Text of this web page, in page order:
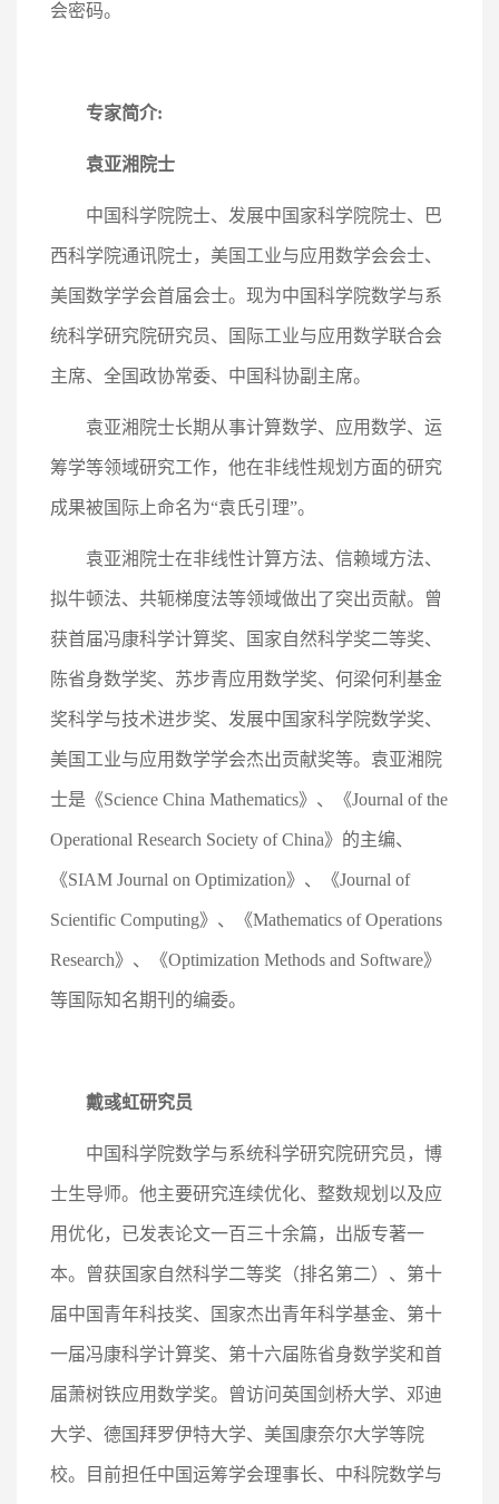
会密码。
专家简介:
袁亚湘院士
中国科学院院士、发展中国家科学院院士、巴
西科学院通讯院士，美国工业与应用数学会会士、
美国数学学会首届会士。现为中国科学院数学与系
统科学研究院研究员、国际工业与应用数学联合会
主席、全国政协常委、中国科协副主席。
袁亚湘院士长期从事计算数学、应用数学、运
筹学等领域研究工作，他在非线性规划方面的研究
成果被国际上命名为“袁氏引理”。
袁亚湘院士在非线性计算方法、信赖域方法、
拟牛顿法、共轭梯度法等领域做出了突出贡献。曾
获首届冯康科学计算奖、国家自然科学奖二等奖、
陈省身数学奖、苏步青应用数学奖、何梁何利基金
奖科学与技术进步奖、发展中国家科学院数学奖、
美国工业与应用数学学会杰出贡献奖等。袁亚湘院
士是《Science China Mathematics》、《Journal of the
Operational Research Society of China》的主编、
《SIAM Journal on Optimization》、《Journal of
Scientific Computing》、《Mathematics of Operations
Research》、《Optimization Methods and Software》
等国际知名期刊的编委。
戴彧虹研究员
中国科学院数学与系统科学研究院研究员，博
士生导师。他主要研究连续优化、整数规划以及应
用优化，已发表论文一百三十余篇，出版专著一
本。曾获国家自然科学二等奖（排名第二）、第十
届中国青年科技奖、国家杰出青年科学基金、第十
一届冯康科学计算奖、第十六届陈省身数学奖和首
届萧树铁应用数学奖。曾访问英国剑桥大学、邓迪
大学、德国拜罗伊特大学、美国康奈尔大学等院
校。目前担任中国运筹学会理事长、中科院数学与